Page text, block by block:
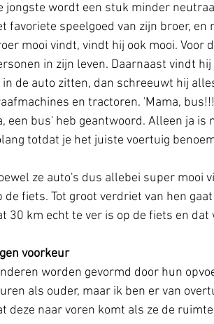
jongste wordt een stuk minder
favoriete speelgoed van zijn broer,
mooi vindt, vindt hij ook mooi. Voor
in zijn leven. Daarnaast vindt
in de auto zitten, dan schreeuwt hij
en tractoren. 'Mama,
een bus' heb geantwoord. Alleen ja
totdat je het juiste voertuig
ze auto's dus allebei super mooi
de fiets. Tot groot verdriet van hen
30 km echt te ver is op de fiets en
voorkeur
worden gevormd door hun
als ouder, maar ik ben er van
deze naar voren komt als ze de